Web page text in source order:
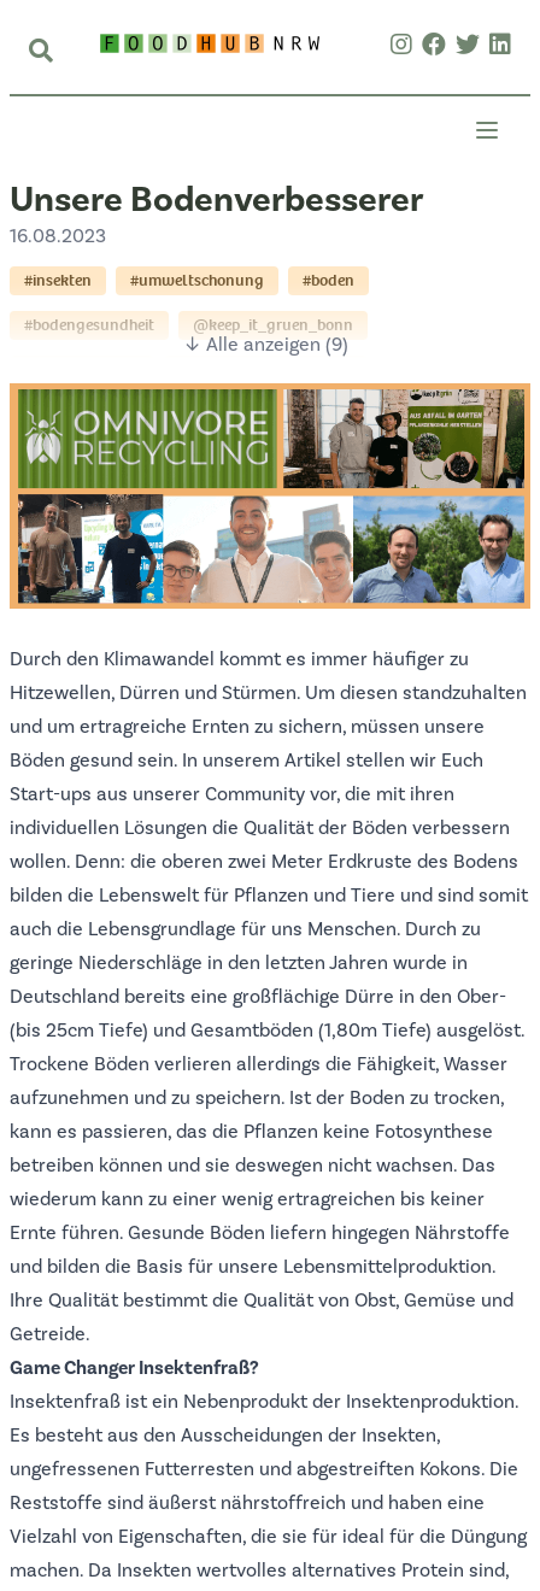
Unsere Bodenverbesserer
16.08.2023
#insekten #umweltschonung
#boden
#bodengesundheit
@keep_it_gruen_bonn
@corbiota_duesseldorf
@klimahumus_meckenheim
↓ Alle anzeigen (9)
Durch den Klimawandel kommt es immer häufiger zu
Hitzewellen, Dürren und Stürmen. Um diesen standzuhalten
und um ertragreiche Ernten zu sichern, müssen unsere
Böden gesund sein. In unserem Artikel stellen wir Euch
Start-ups aus unserer Community vor, die mit ihren
individuellen Lösungen die Qualität der Böden verbessern
wollen. Denn: die oberen zwei Meter Erdkruste des Bodens
bilden die Lebenswelt für Pflanzen und Tiere und sind somit
auch die Lebensgrundlage für uns Menschen. Durch zu
geringe Niederschläge in den letzten Jahren wurde in
Deutschland bereits eine großflächige Dürre in den Ober-
(bis 25cm Tiefe) und Gesamtböden (1,80m Tiefe) ausgelöst.
Trockene Böden verlieren allerdings die Fähigkeit, Wasser
aufzunehmen und zu speichern. Ist der Boden zu trocken,
kann es passieren, das die Pflanzen keine Fotosynthese
betreiben können und sie deswegen nicht wachsen. Das
wiederum kann zu einer wenig ertragreichen bis keiner
Ernte führen. Gesunde Böden liefern hingegen Nährstoffe
und bilden die Basis für unsere Lebensmittelproduktion.
Ihre Qualität bestimmt die Qualität von Obst, Gemüse und
Getreide.
Game Changer Insektenfraß?
Insektenfraß ist ein Nebenprodukt der Insektenproduktion.
Es besteht aus den Ausscheidungen der Insekten,
ungefressenen Futterresten und abgestreiften Kokons. Die
Reststoffe sind äußerst nährstoffreich und haben eine
Vielzahl von Eigenschaften, die sie für ideal für die Düngung
machen. Da Insekten wertvolles alternatives Protein sind,